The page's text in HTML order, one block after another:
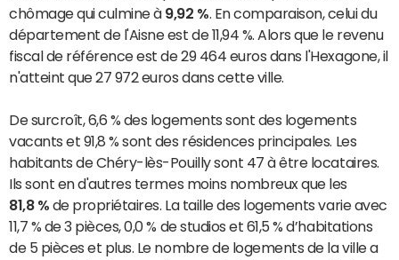
chômage qui culmine à 9,92 % . En comparaison, celui du
département de l'Aisne est de 11,94 %. Alors que le revenu
fiscal de référence est de 29 464 euros dans l'Hexagone, il
n'atteint que 27 972 euros dans cette ville.
De surcroît, 6,6 % des logements sont des logements
vacants et 91,8 % sont des résidences principales. Les
habitants de Chéry-lès-Pouilly sont 47 à être locataires.
Ils sont en d'autres termes moins nombreux que les
81,8 % de propriétaires. La taille des logements varie avec
11,7 % de 3 pièces, 0,0 % de studios et 61,5 % d’habitations
de 5 pièces et plus. Le nombre de logements de la ville a